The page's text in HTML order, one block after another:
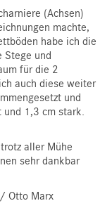
(Achsen)
machte,
habe ich die
Stege und
für die 2
auch diese weiter
und
und 1,3 cm stark.
aller Mühe
sehr dankbar
Otto Marx